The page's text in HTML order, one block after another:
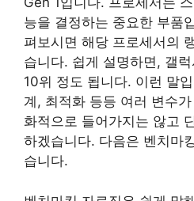
능을 결정하는 중요한 부품
펴보시면 해당 프로세서의
습니다. 쉽게 설명하면, 갤
10위 정도 됩니다. 이런 말
계, 최적화 등등 여러 변수
화적으로 들어가지는 않고
하겠습니다. 다음은 벤치마
습니다.